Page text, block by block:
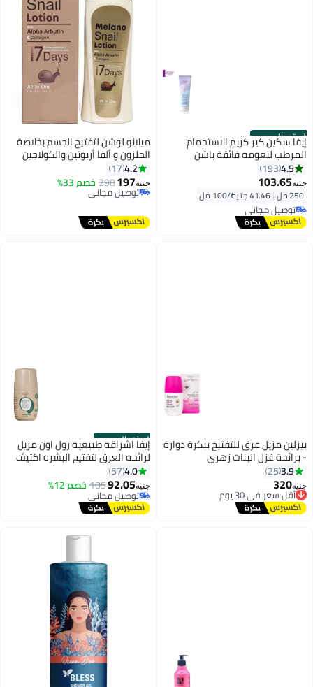
الستور الرسمي
إيفا سكين كير كريم الاستحمام
المرطب لنعومه فائقة باشن
250ملليلتر4.5
193
جنيه103.65
250 مل |
توصيل مجاني
توصيل مجاني
ميلانو لوشن لتفتيح الجسم بخلاصة
الحلزون و ألفا أربوتين والكولاجين
300 مل4.2
17
جنيه197
298 خصم 33%توصيل مجاني
باقي 1 وحدات في المخزون
توصيل مجاني
بيزلين مزيل عرق للتفتيح ببكرة دوارة
- برائحة غزل البنات زهري
3.9
25
جنيه320
أقل سعر في 30 يوم
توصيل مجاني
أقل سعر في 30 يوم
الستور الرسمي
إيفا اشراقه طبيعيه رول اون مزيل
لرائحه العرق لتفتيح البشره اكتيڤ
فريش
4.0
57
جنيه92.05
105 خصم 12%
توصيل مجاني
توصيل مجاني